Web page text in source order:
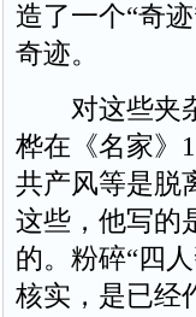
造了一个“奇
奇迹。
对这些夹杂
桦在《名家》
共产风等是脱
这些，他写的
的。粉碎“四
核实，是已经